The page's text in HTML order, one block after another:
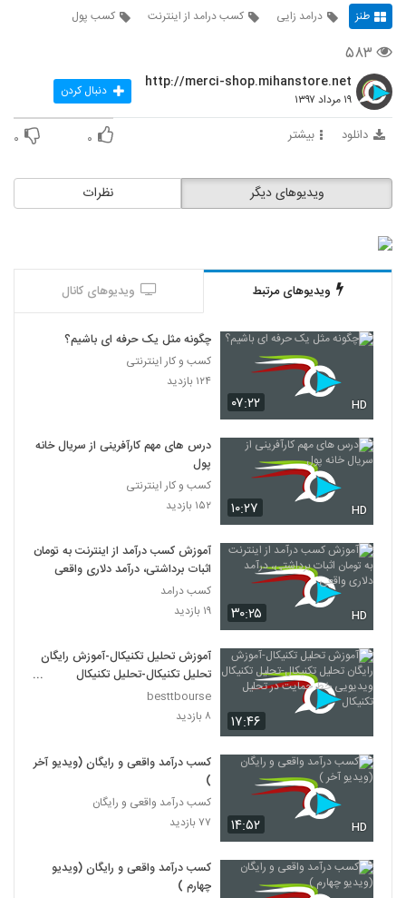
طنز درامد زایی کسب درامد از اینترنت کسب پول
۵۸۳
http://merci-shop.mihanstore.net
۱۹ مرداد ۱۳۹۷ دنبال کردن
دانلود بیشتر ۰ ۰
نظرات ویدیوهای دیگر
ویدیوهای مرتبط ویدیوهای کانال
۰۷:۲۲ HD
چگونه مثل یک حرفه ای باشیم؟
کسب و کار اینترنتی
۱۲۴ بازدید
۱۰:۲۷ HD
درس های مهم کارآفرینی از سریال خانه
پول
کسب و کار اینترنتی
۱۵۲ بازدید
۳۰:۲۵ HD
آموزش کسب درآمد از اینترنت به تومان
اثبات برداشتی، درآمد دلاری واقعی
کسب درامد
۱۹ بازدید
۱۷:۴۶
آموزش تحلیل تکنیکال-آموزش رایگان
تحلیل تکنیکال-تحلیل تکنیکال
ویدیویی خط حمایت در تحلیل تکنیکال
besttbourse
۸ بازدید
۱۴:۵۲ HD
کسب درآمد واقعی و رایگان (ویدیو آخر
)
کسب درآمد واقعی و رایگان
۷۷ بازدید
کسب درآمد واقعی و رایگان (ویدیو
چهارم )